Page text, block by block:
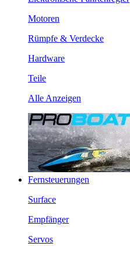
Motoren
Rümpfe & Verdecke
Hardware
Teile
Alle Anzeigen
Fernsteuerungen
Surface
Empfänger
Servos